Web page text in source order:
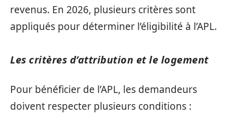
revenus. En 2026, plusieurs critères sont
appliqués pour déterminer l’éligibilité à l’APL.
Les critères d’attribution et le logement
Pour bénéficier de l’APL, les demandeurs
doivent respecter plusieurs conditions :